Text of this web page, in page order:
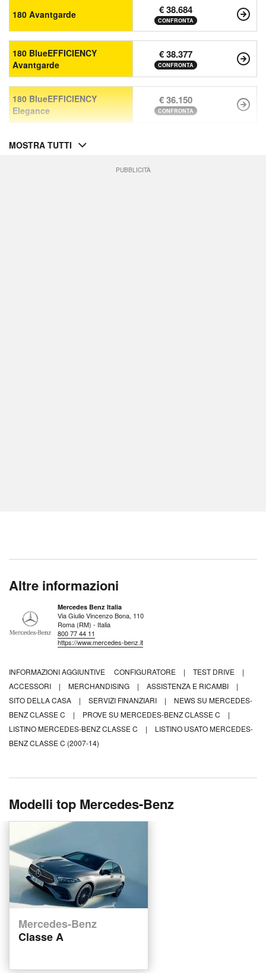
180 Avantgarde € 38.684
CONFRONTA
180 BlueEFFICIENCY
Avantgarde
€ 38.377
CONFRONTA
180 BlueEFFICIENCY
Elegance
€ 36.150
CONFRONTA
MOSTRA TUTTI
PUBBLICITÀ
Altre informazioni
Mercedes Benz Italia
Via Giulio Vincenzo Bona, 110
Roma (RM) - Italia
800 77 44 11
https://www.mercedes-benz.it
INFORMAZIONI AGGIUNTIVE CONFIGURATORE | TEST DRIVE
|
ACCESSORI
| MERCHANDISING | ASSISTENZA E RICAMBI
|
SITO DELLA CASA
| SERVIZI FINANZIARI |
NEWS SU MERCEDES-
BENZ CLASSE C
| PROVE SU MERCEDES-BENZ CLASSE C
|
LISTINO MERCEDES-BENZ CLASSE C
|
LISTINO USATO MERCEDES-
BENZ CLASSE C (2007-14)
Modelli top Mercedes-Benz
Mercedes-Benz
Classe A